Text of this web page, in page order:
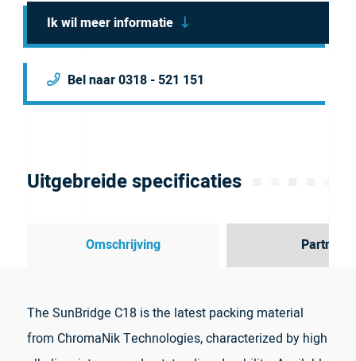
Ik wil meer informatie
Bel naar 0318 - 521 151
Uitgebreide specificaties
Omschrijving Partner
The SunBridge C18 is the latest packing material
from ChromaNik Technologies, characterized by high